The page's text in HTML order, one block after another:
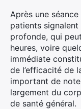
Après une
patients
profonde, qui
heures, voire
immédiate
de l’efficacité de
important de
largement du
de santé général.